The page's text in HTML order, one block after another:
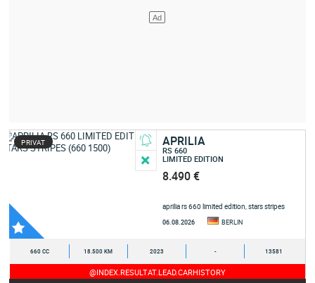
PRIVAT APRILIA
RS 660
LIMITED EDITION
8.490 €
aprilia rs 660 limited edition, stars stripes
(660 1500)
06.08.2026 BERLIN
660 CC 18.500 KM 2023 - 13581
@INDEX.RESULTAT.LEAD.CARHISTORY